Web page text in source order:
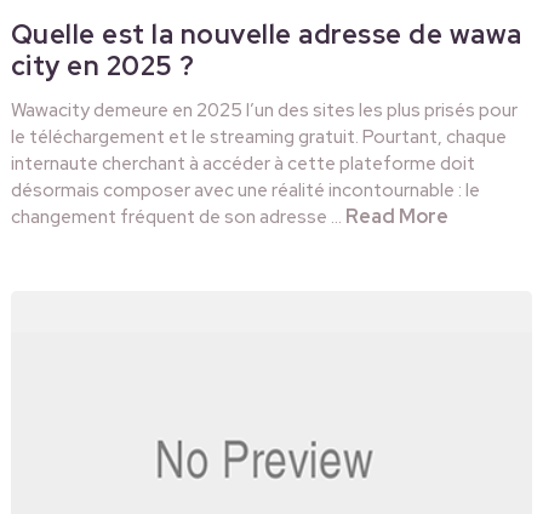
Quelle est la nouvelle adresse de wawa
city en 2025 ?
Wawacity demeure en 2025 l’un des sites les plus prisés pour
le téléchargement et le streaming gratuit. Pourtant, chaque
internaute cherchant à accéder à cette plateforme doit
désormais composer avec une réalité incontournable : le
changement fréquent de son adresse … Read More